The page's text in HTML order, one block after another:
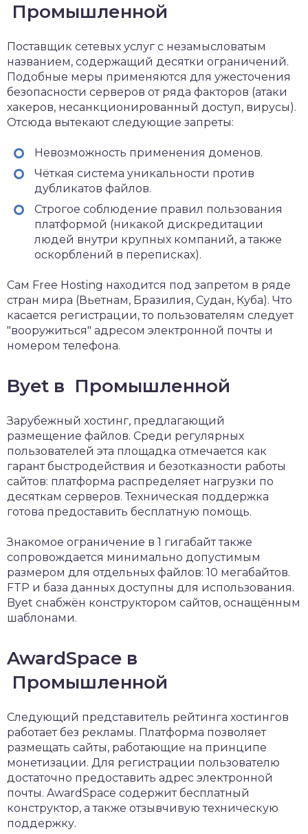
Промышленной
Поставщик сетевых услуг с незамысловатым
названием, содержащий десятки ограничений.
Подобные меры применяются для ужесточения
безопасности серверов от ряда факторов (атаки
хакеров, несанкционированный доступ, вирусы).
Отсюда вытекают следующие запреты:
Невозможность применения доменов.
Чёткая система уникальности против
дубликатов файлов.
Строгое соблюдение правил пользования
платформой (никакой дискредитации
людей внутри крупных компаний, а также
оскорблений в переписках).
Сам Free Hosting находится под запретом в ряде
стран мира (Вьетнам, Бразилия, Судан, Куба). Что
касается регистрации, то пользователям следует
"вооружиться" адресом электронной почты и
номером телефона.
Byet в Промышленной
Зарубежный хостинг, предлагающий
размещение файлов. Среди регулярных
пользователей эта площадка отмечается как
гарант быстродействия и безотказности работы
сайтов: платформа распределяет нагрузки по
десяткам серверов. Техническая поддержка
готова предоставить бесплатную помощь.
Знакомое ограничение в 1 гигабайт также
сопровождается минимально допустимым
размером для отдельных файлов: 10 мегабайтов.
FTP и база данных доступны для использования.
Byet снабжён конструктором сайтов, оснащённым
шаблонами.
AwardSpace в
Промышленной
Следующий представитель рейтинга хостингов
работает без рекламы. Платформа позволяет
размещать сайты, работающие на принципе
монетизации. Для регистрации пользователю
достаточно предоставить адрес электронной
почты. AwardSpace содержит бесплатный
конструктор, а также отзывчивую техническую
поддержку.